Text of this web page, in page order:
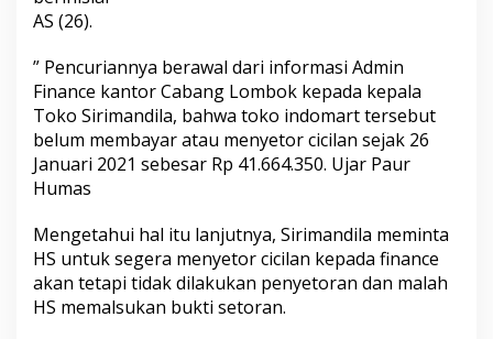
AS (26).
” Pencuriannya berawal dari informasi Admin
Finance kantor Cabang Lombok kepada kepala
Toko Sirimandila, bahwa toko indomart tersebut
belum membayar atau menyetor cicilan sejak 26
Januari 2021 sebesar Rp 41.664.350. Ujar Paur
Humas
Mengetahui hal itu lanjutnya, Sirimandila meminta
HS untuk segera menyetor cicilan kepada finance
akan tetapi tidak dilakukan penyetoran dan malah
HS memalsukan bukti setoran.